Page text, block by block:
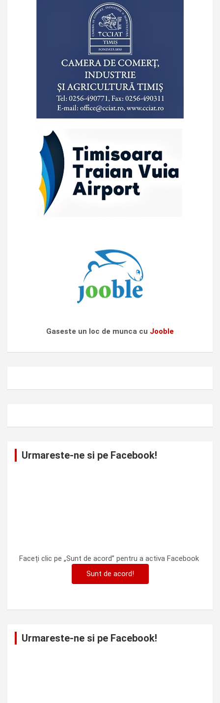
Gaseste un loc de munca cu Jooble
Urmareste-ne si pe Facebook!
Faceți clic pe „Sunt de acord” pentru a activa Facebook
Sunt de acord!
Urmareste-ne si pe Facebook!